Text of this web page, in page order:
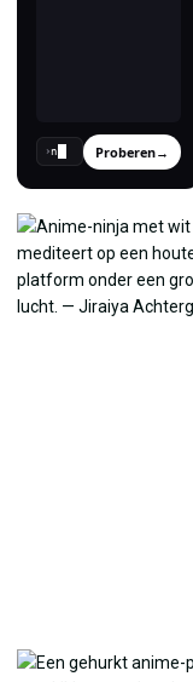
› Proberen